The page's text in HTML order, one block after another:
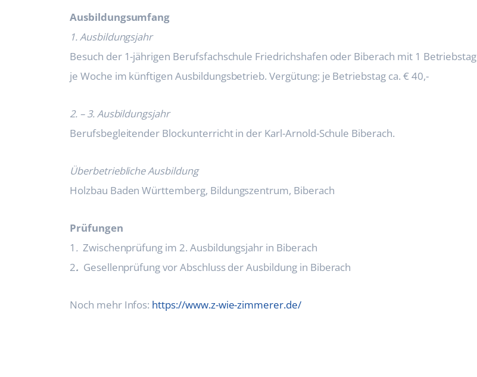
Ausbildungsumfang
1. Ausbildungsjahr
Besuch der 1-jährigen Berufsfachschule Friedrichshafen oder Biberach mit 1 Betriebstag
je Woche im künftigen Ausbildungsbetrieb. Vergütung: je Betriebstag ca. € 40,-
2. – 3. Ausbildungsjahr
Berufsbegleitender Blockunterricht in der Karl-Arnold-Schule Biberach.
Überbetriebliche Ausbildung
Holzbau Baden Württemberg, Bildungszentrum, Biberach
Prüfungen
1 .Zwischenprüfung im 2. Ausbildungsjahr in Biberach
2. Gesellenprüfung vor Abschluss der Ausbildung in Biberach
Noch mehr Infos: https://www.z-wie-zimmerer.de/